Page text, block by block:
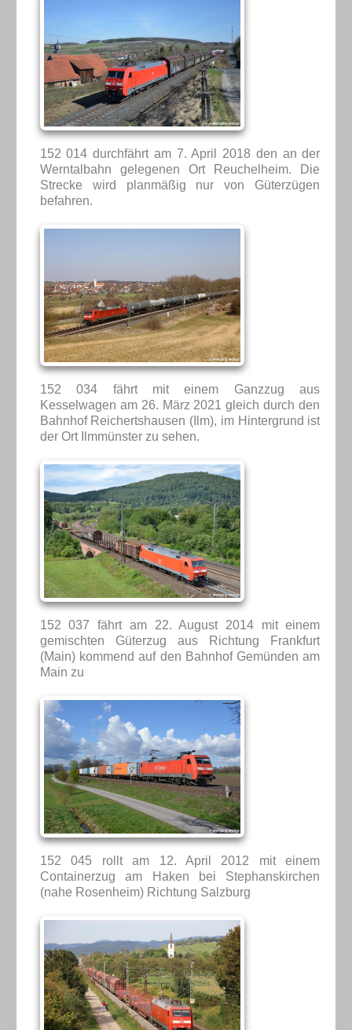
152 014 durchfährt am 7. April 2018 den an der
Werntalbahn gelegenen Ort Reuchelheim. Die
Strecke wird planmäßig nur von Güterzügen
befahren.
152 034 fährt mit einem Ganzzug aus
Kesselwagen am 26. März 2021 gleich durch den
Bahnhof Reichertshausen (Ilm), im Hintergrund ist
der Ort Ilmmünster zu sehen.
152 037 fährt am 22. August 2014 mit einem
gemischten Güterzug aus Richtung Frankfurt
(Main) kommend auf den Bahnhof Gemünden am
Main zu
152 045 rollt am 12. April 2012 mit einem
Containerzug am Haken bei Stephanskirchen
(nahe Rosenheim) Richtung Salzburg